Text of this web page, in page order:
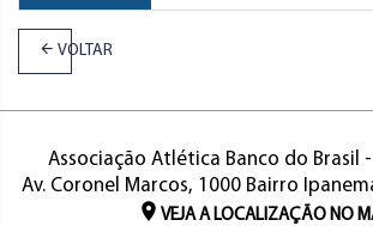
VOLTAR
Associação Atlética Banco do Brasil
Av. Coronel Marcos, 1000 Bairro
VEJA A LOCALIZAÇÃO NO